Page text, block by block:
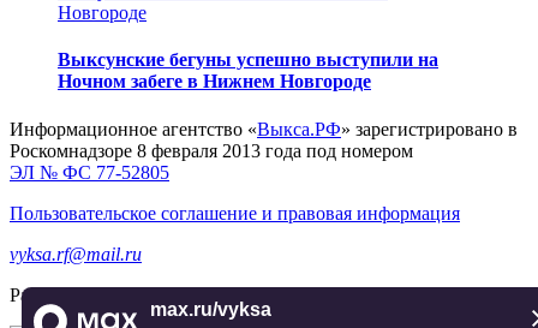
Выксунские бегуны успешно выступили на
Ночном забеге в Нижнем Новгороде
max.ru/vyksa
Информационное агентство «Выкса.РФ» зарегистрировано в
Роскомнадзоре 8 февраля 2013 года под номером
ЭЛ № ФС 77-52805
Пользовательское соглашение и правовая информация
vyksa.rf@mail.ru
Разработка и продвижение —